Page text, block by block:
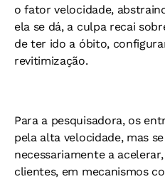
o fator velocidade,
ela se dá, a culpa recai
de ter ido a óbito,
revitimização.
Para a pesquisadora, os
pela alta velocidade, mas
necessariamente a
clientes, em mecanismos